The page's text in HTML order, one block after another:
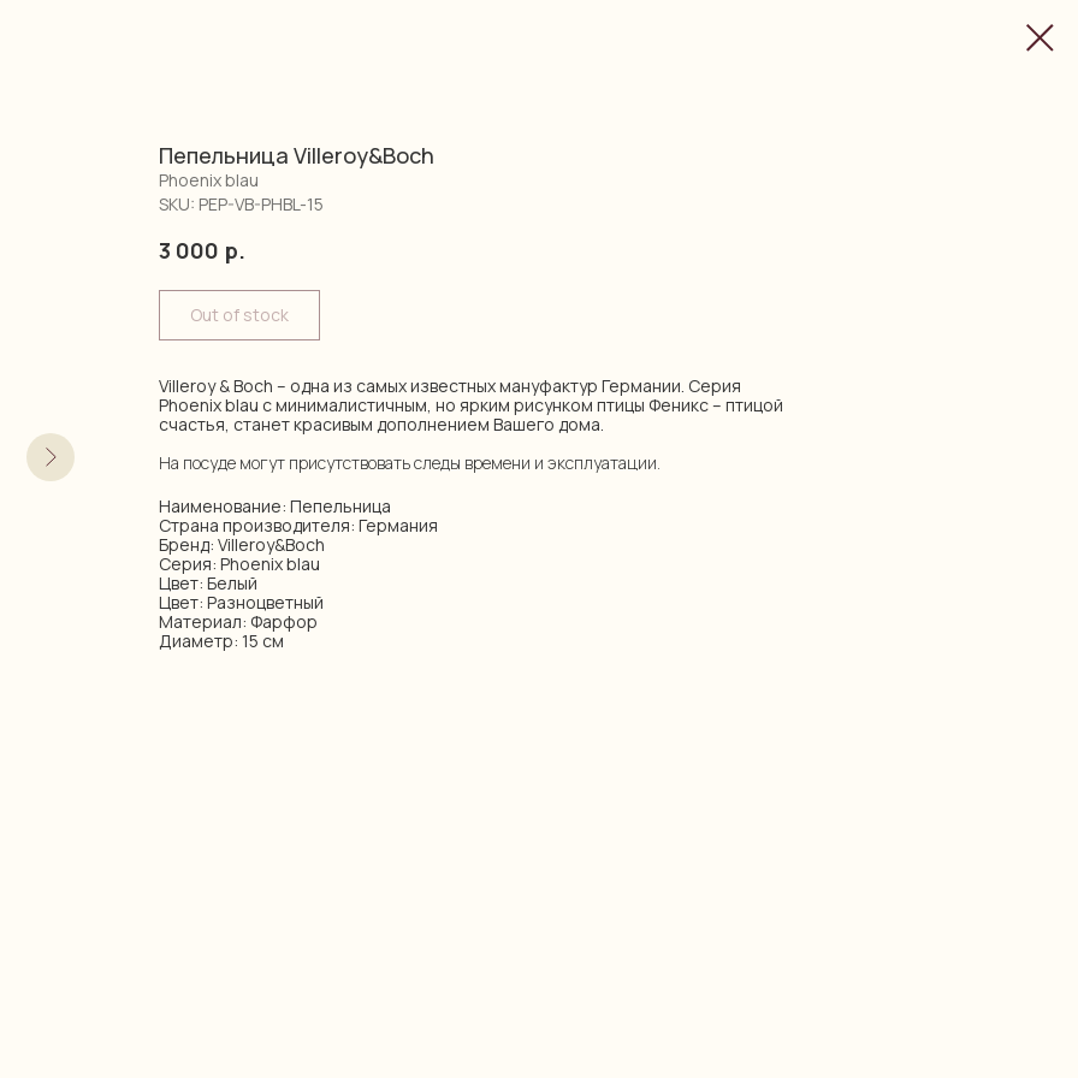
Пепельница Villeroy&Boch
Phoenix blau
SKU: PEP-VB-PHBL-15
3 000 р.
Out of stock
Villeroy & Boch – одна из самых известных мануфактур Германии. Серия
Phoenix blau с минималистичным, но ярким рисунком птицы Феникс – птицой
счастья, станет красивым дополнением Вашего дома.
На посуде могут присутствовать следы времени и эксплуатации.
Наименование: Пепельница
Страна производителя: Германия
Бренд: Villeroy&Boch
Серия: Phoenix blau
Цвет: Белый
Цвет: Разноцветный
Материал: Фарфор
Диаметр: 15 см